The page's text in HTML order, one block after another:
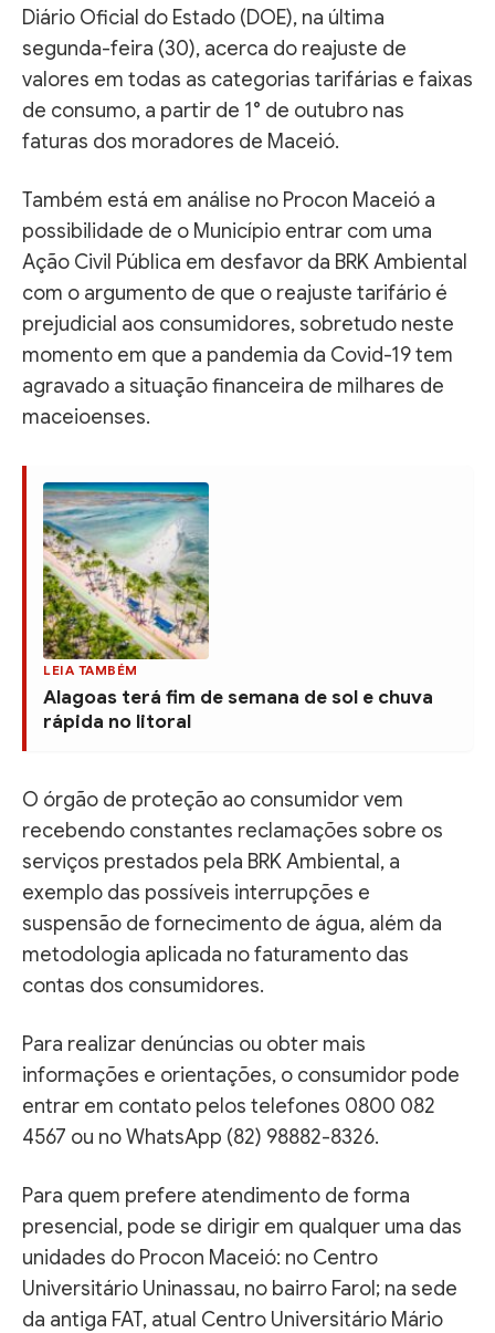
Diário Oficial do Estado (DOE), na última
segunda-feira (30), acerca do reajuste de
valores em todas as categorias tarifárias e faixas
de consumo, a partir de 1° de outubro nas
faturas dos moradores de Maceió.
Também está em análise no Procon Maceió a
possibilidade de o Município entrar com uma
Ação Civil Pública em desfavor da BRK Ambiental
com o argumento de que o reajuste tarifário é
prejudicial aos consumidores, sobretudo neste
momento em que a pandemia da Covid-19 tem
agravado a situação financeira de milhares de
maceioenses.
LEIA TAMBÉM
Alagoas terá fim de semana de sol e chuva
rápida no litoral
O órgão de proteção ao consumidor vem
recebendo constantes reclamações sobre os
serviços prestados pela BRK Ambiental, a
exemplo das possíveis interrupções e
suspensão de fornecimento de água, além da
metodologia aplicada no faturamento das
contas dos consumidores.
Para realizar denúncias ou obter mais
informações e orientações, o consumidor pode
entrar em contato pelos telefones 0800 082
4567 ou no WhatsApp (82) 98882-8326.
Para quem prefere atendimento de forma
presencial, pode se dirigir em qualquer uma das
unidades do Procon Maceió: no Centro
Universitário Uninassau, no bairro Farol; na sede
da antiga FAT, atual Centro Universitário Mário